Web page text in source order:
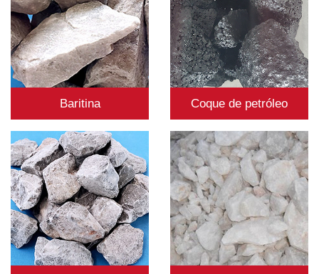
Baritina Coque de petróleo